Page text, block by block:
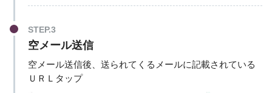
STEP.3
空メール送信
空メール送信後、送られてくるメールに記載されている
ＵＲＬタップ